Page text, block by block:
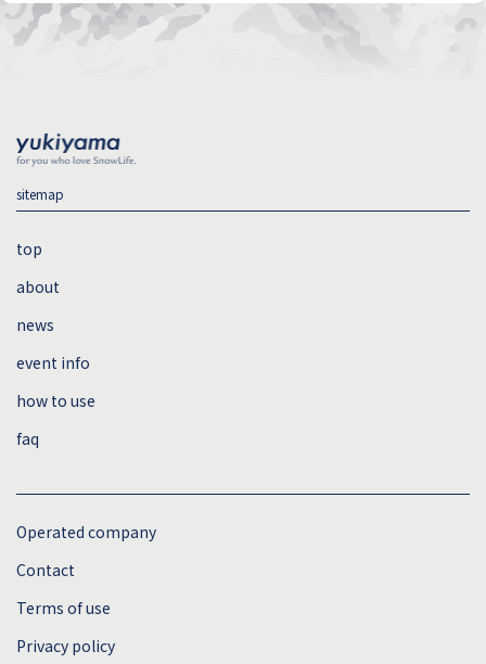
sitemap
top
about
news
event info
how to use
faq
Operated company
Contact
Terms of use
Privacy policy